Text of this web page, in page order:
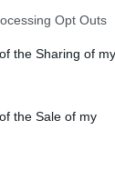
Opt Outs
the Sharing of my
the Sale of my
Honda Civic